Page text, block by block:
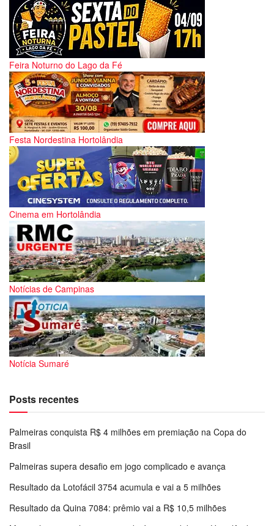
Feira Noturno do Lago da Fé
Festa Nordestina Hortolândia
Cinema em Hortolândia
Notícias de Campinas
Notícia Sumaré
Posts recentes
Palmeiras conquista R$ 4 milhões em premiação na Copa do
Brasil
Palmeiras supera desafio em jogo complicado e avança
Resultado da Lotofácil 3754 acumula e vai a 5 milhões
Resultado da Quina 7084: prêmio vai a R$ 10,5 milhões